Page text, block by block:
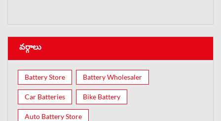
వర్గాలు
Battery Store Battery Wholesaler
Car Batteries Bike Battery
Auto Battery Store